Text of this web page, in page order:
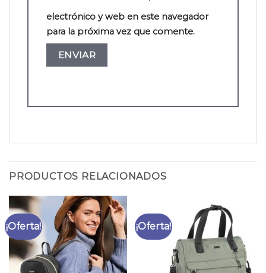
electrónico y web en este navegador
para la próxima vez que comente.
PRODUCTOS RELACIONADOS
¡Oferta! ¡Oferta!